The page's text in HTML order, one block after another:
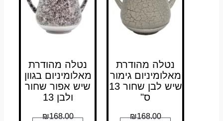
נטלה מהודרת
מאלומיניום גימור
שיש לבן שחור 13
ס"
₪168.00
נטלה מהודרת
מאלומיניום בגוון
שיש אפור שחור
ולבן 13
₪168.00